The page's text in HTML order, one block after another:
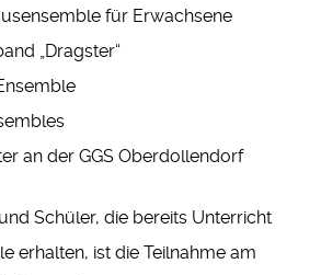
für Erwachsene
„Dragster“
an der GGS Oberdollendorf
Schüler, die bereits Unterricht
erhalten, ist die Teilnahme am